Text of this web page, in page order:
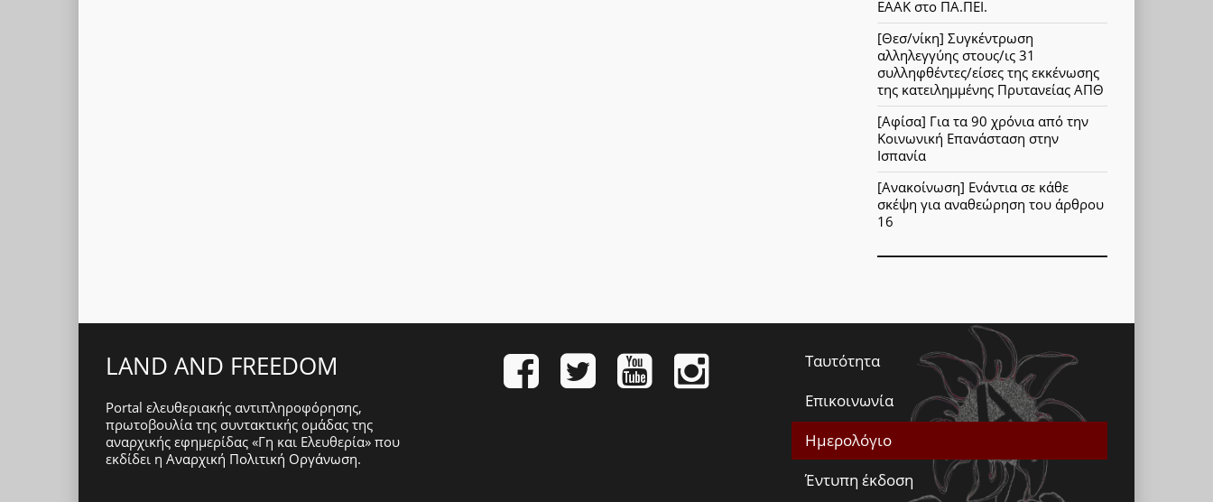
ΕΑΑΚ στο ΠΑ.ΠΕΙ.
[Θεσ/νίκη] Συγκέντρωση
αλληλεγγύης στους/ις 31
συλληφθέντες/είσες της εκκένωσης
της κατειλημμένης Πρυτανείας ΑΠΘ
[Αφίσα] Για τα 90 χρόνια από την
Κοινωνική Επανάσταση στην
Ισπανία
[Ανακοίνωση] Ενάντια σε κάθε
σκέψη για αναθεώρηση του άρθρου
16
LAND AND FREEDOM
Portal ελευθεριακής αντιπληροφόρησης,
πρωτοβουλία της συντακτικής ομάδας της
αναρχικής εφημερίδας «Γη και Ελευθερία» που
εκδίδει η Αναρχική Πολιτική Οργάνωση.
Ταυτότητα
Επικοινωνία
Ημερολόγιο
Έντυπη έκδοση